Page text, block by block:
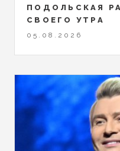
ПОДОЛЬСКАЯ
СВОЕГО УТРА
05.08.2026